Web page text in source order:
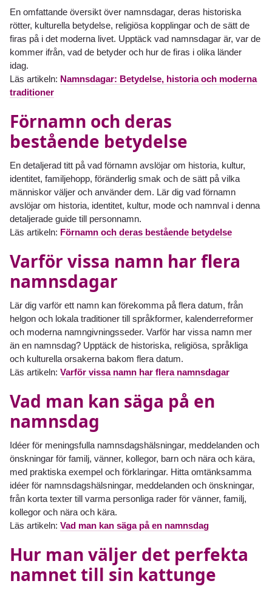
En omfattande översikt över namnsdagar, deras historiska
rötter, kulturella betydelse, religiösa kopplingar och de sätt de
firas på i det moderna livet. Upptäck vad namnsdagar är, var de
kommer ifrån, vad de betyder och hur de firas i olika länder
idag.
Läs artikeln: Namnsdagar: Betydelse, historia och moderna
traditioner
Förnamn och deras
bestående betydelse
En detaljerad titt på vad förnamn avslöjar om historia, kultur,
identitet, familjehopp, föränderlig smak och de sätt på vilka
människor väljer och använder dem. Lär dig vad förnamn
avslöjar om historia, identitet, kultur, mode och namnval i denna
detaljerade guide till personnamn.
Läs artikeln: Förnamn och deras bestående betydelse
Varför vissa namn har flera
namnsdagar
Lär dig varför ett namn kan förekomma på flera datum, från
helgon och lokala traditioner till språkformer, kalenderreformer
och moderna namngivningsseder. Varför har vissa namn mer
än en namnsdag? Upptäck de historiska, religiösa, språkliga
och kulturella orsakerna bakom flera datum.
Läs artikeln: Varför vissa namn har flera namnsdagar
Vad man kan säga på en
namnsdag
Idéer för meningsfulla namnsdagshälsningar, meddelanden och
önskningar för familj, vänner, kollegor, barn och nära och kära,
med praktiska exempel och förklaringar. Hitta omtänksamma
idéer för namnsdagshälsningar, meddelanden och önskningar,
från korta texter till varma personliga rader för vänner, familj,
kollegor och nära och kära.
Läs artikeln: Vad man kan säga på en namnsdag
Hur man väljer det perfekta
namnet till sin kattunge